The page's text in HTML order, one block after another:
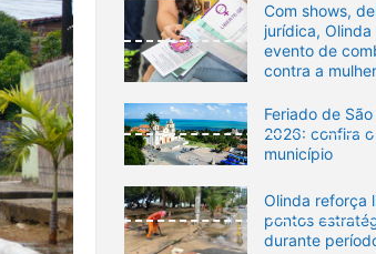
Com shows,
jurídica,
evento de
contra a
Feriado de
2026: confira
município
Olinda reforça
pontos
durante